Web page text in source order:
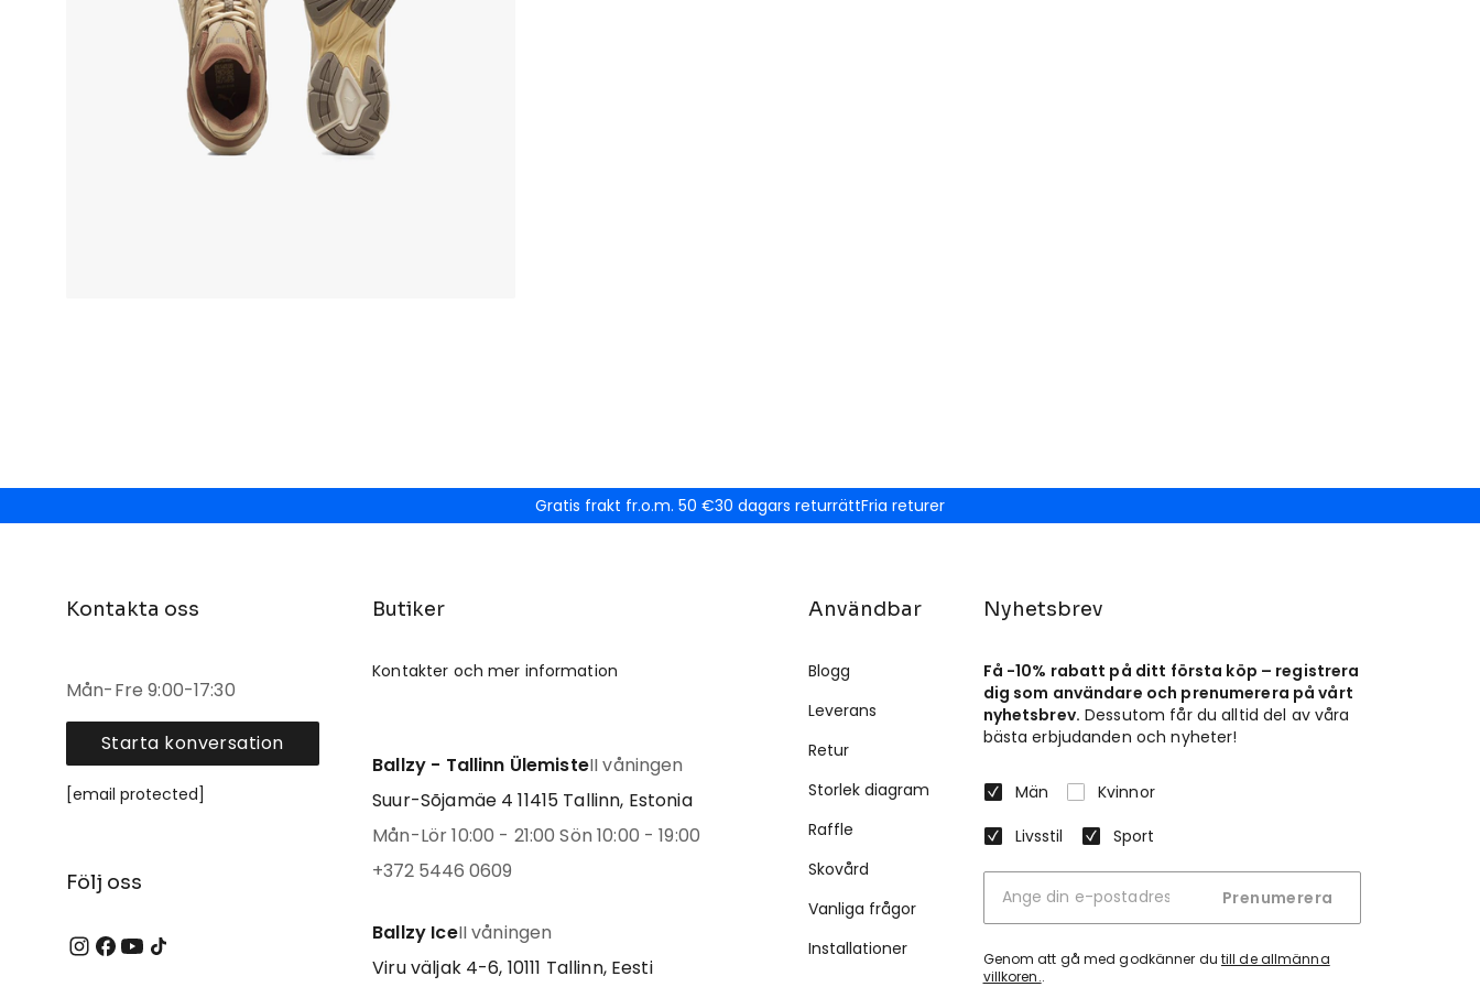
Gratis frakt fr.o.m. 50 €30 dagars returrättFria returer
Kontakta oss
Mån-Fre 9:00-17:30
Starta konversation
[email protected]
Följ oss
Butiker
Kontakter och mer information
Ballzy - Tallinn ÜlemisteII våningen
Suur-Sõjamäe 4 11415 Tallinn, Estonia
Mån-Lör 10:00 - 21:00 Sön 10:00 - 19:00
+372 5446 0609
Ballzy IceII våningen
Viru väljak 4-6, 10111 Tallinn, Eesti
Användbar
Blogg
Leverans
Retur
Storlek diagram
Raffle
Skovård
Vanliga frågor
Installationer
Nyhetsbrev
Få -10% rabatt på ditt första köp – registrera
dig som användare och prenumerera på vårt
nyhetsbrev. Dessutom får du alltid del av våra
bästa erbjudanden och nyheter!
Män
Kvinnor
Livsstil
Sport
Prenumerera
Genom att gå med godkänner du till de allmänna
villkoren..